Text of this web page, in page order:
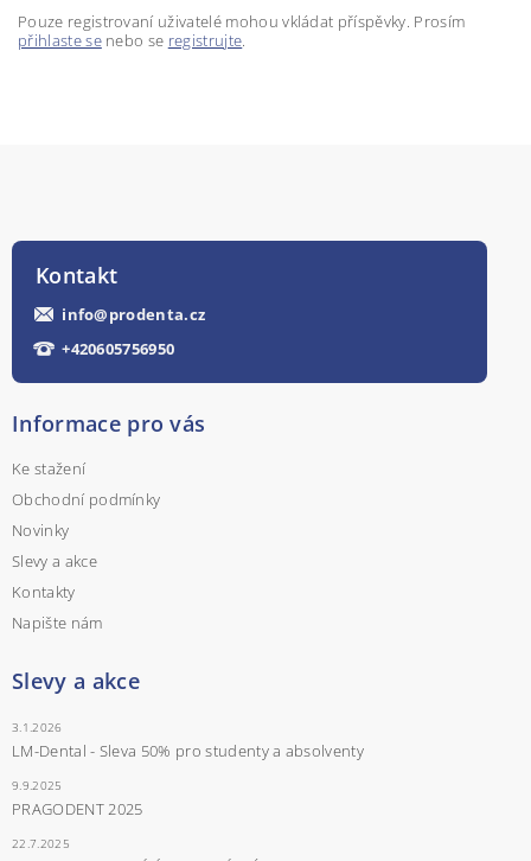
Pouze registrovaní uživatelé mohou vkládat příspěvky. Prosím
přihlaste senebo se registrujte.
Kontakt
info@prodenta.cz
+420605756950
Informace pro vás
Ke stažení
Obchodní podmínky
Novinky
Slevy a akce
Kontakty
Napište nám
Slevy a akce
3.1.2026
LM-Dental - Sleva 50% pro studenty a absolventy
9.9.2025
PRAGODENT 2025
22.7.2025